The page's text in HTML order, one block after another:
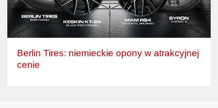
Berlin Tires: niemieckie opony w atrakcyjnej
cenie